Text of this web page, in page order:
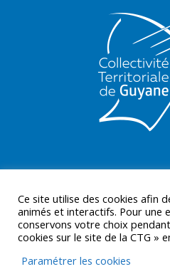
Ce site utilise des cookies afin
animés et interactifs. Pour une
conservons votre choix
cookies sur le site de la CTG »
Paramétrer les cookies